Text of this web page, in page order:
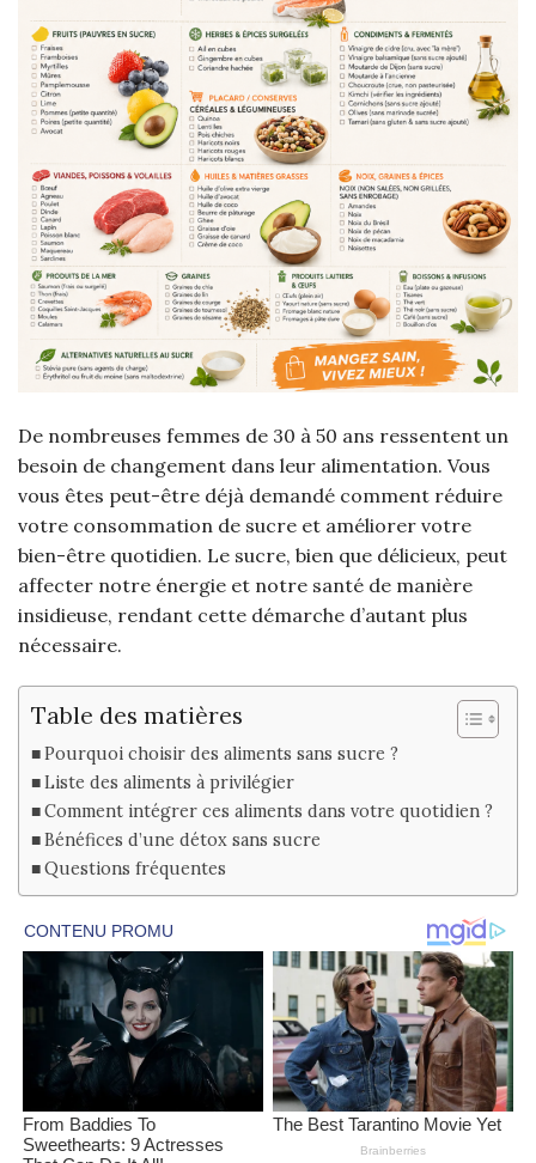
De nombreuses femmes de 30 à 50 ans ressentent un
besoin de changement dans leur alimentation. Vous
vous êtes peut-être déjà demandé comment réduire
votre consommation de sucre et améliorer votre
bien-être quotidien. Le sucre, bien que délicieux, peut
affecter notre énergie et notre santé de manière
insidieuse, rendant cette démarche d’autant plus
nécessaire.
Table des matières
Pourquoi choisir des aliments sans sucre ?
Liste des aliments à privilégier
Comment intégrer ces aliments dans votre quotidien ?
Bénéfices d’une détox sans sucre
Questions fréquentes